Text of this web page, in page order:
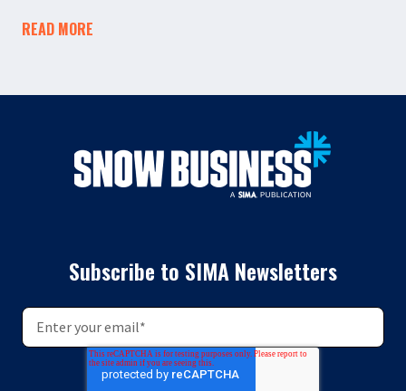
READ MORE
Subscribe to SIMA Newsletters